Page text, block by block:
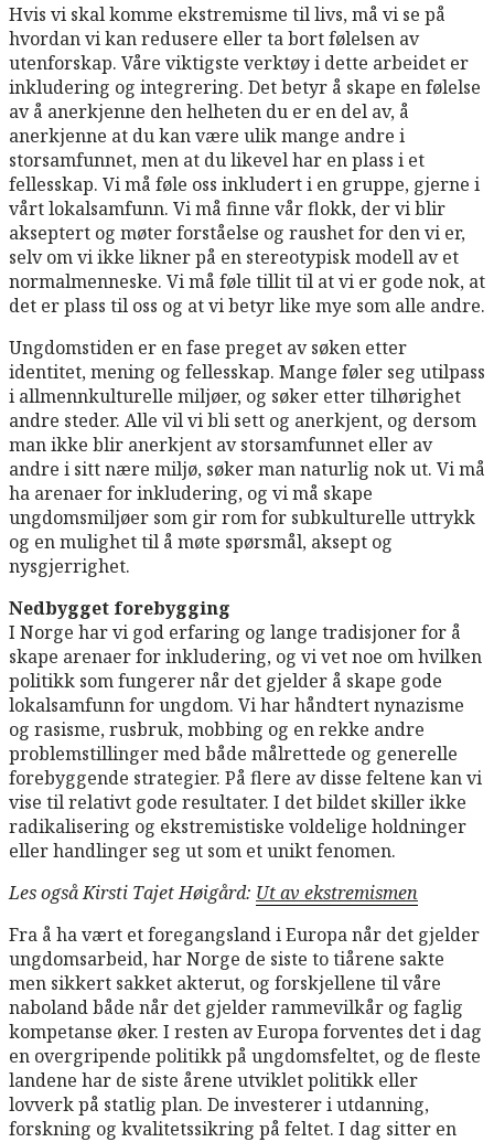
Hvis vi skal komme ekstremisme til livs, må vi se på
hvordan vi kan redusere eller ta bort følelsen av
utenforskap. Våre viktigste verktøy i dette arbeidet er
inkludering og integrering. Det betyr å skape en følelse
av å anerkjenne den helheten du er en del av, å
anerkjenne at du kan være ulik mange andre i
storsamfunnet, men at du likevel har en plass i et
fellesskap. Vi må føle oss inkludert i en gruppe, gjerne i
vårt lokalsamfunn. Vi må finne vår flokk, der vi blir
akseptert og møter forståelse og raushet for den vi er,
selv om vi ikke likner på en stereotypisk modell av et
normalmenneske. Vi må føle tillit til at vi er gode nok, at
det er plass til oss og at vi betyr like mye som alle andre.
Ungdomstiden er en fase preget av søken etter
identitet, mening og fellesskap. Mange føler seg utilpass
i allmennkulturelle miljøer, og søker etter tilhørighet
andre steder. Alle vil vi bli sett og anerkjent, og dersom
man ikke blir anerkjent av storsamfunnet eller av
andre i sitt nære miljø, søker man naturlig nok ut. Vi må
ha arenaer for inkludering, og vi må skape
ungdomsmiljøer som gir rom for subkulturelle uttrykk
og en mulighet til å møte spørsmål, aksept og
nysgjerrighet.
Nedbygget forebygging
I Norge har vi god erfaring og lange tradisjoner for å
skape arenaer for inkludering, og vi vet noe om hvilken
politikk som fungerer når det gjelder å skape gode
lokalsamfunn for ungdom. Vi har håndtert nynazisme
og rasisme, rusbruk, mobbing og en rekke andre
problemstillinger med både målrettede og generelle
forebyggende strategier. På flere av disse feltene kan vi
vise til relativt gode resultater. I det bildet skiller ikke
radikalisering og ekstremistiske voldelige holdninger
eller handlinger seg ut som et unikt fenomen.
Les også Kirsti Tajet Høigård: Ut av ekstremismen
Fra å ha vært et foregangsland i Europa når det gjelder
ungdomsarbeid, har Norge de siste to tiårene sakte
men sikkert sakket akterut, og forskjellene til våre
naboland både når det gjelder rammevilkår og faglig
kompetanse øker. I resten av Europa forventes det i dag
en overgripende politikk på ungdomsfeltet, og de fleste
landene har de siste årene utviklet politikk eller
lovverk på statlig plan. De investerer i utdanning,
forskning og kvalitetssikring på feltet. I dag sitter en